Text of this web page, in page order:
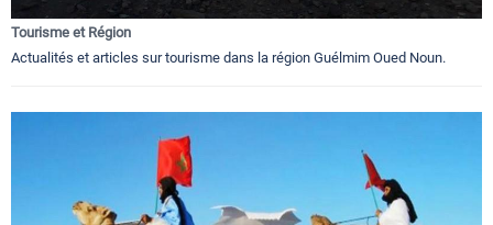
Tourisme et Région
Actualités et articles sur tourisme dans la région Guélmim Oued Noun.